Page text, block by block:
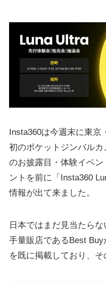
Insta360は今週末に東京
初のポケットジンバルカ
のお披露目・体験イベ
ントを前に「Insta360
情報が出て来ました。
日本ではまだ見当たら
手量販店であるBest
を既に掲載しており、そ